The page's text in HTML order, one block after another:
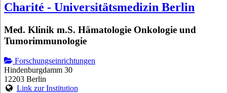
Charité - Universitätsmedizin Berlin
Med. Klinik m.S. Hämatologie Onkologie und
Tumorimmunologie
Forschungseinrichtungen
Hindenburgdamm 30
12203 Berlin
Link zur Institution